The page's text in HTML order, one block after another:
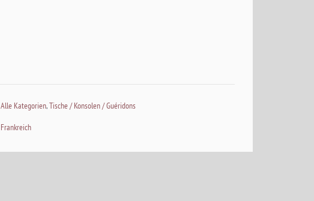
Alle Kategorien,Tische / Konsolen / Guéridons
Frankreich